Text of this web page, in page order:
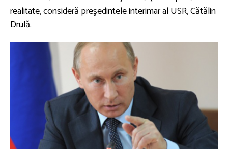
realitate, consideră preşedintele interimar al USR, Cătălin
Drulă.